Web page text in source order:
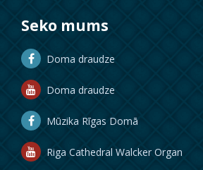
Seko mums
Doma draudze
Doma draudze
Mūzika Rīgas Domā
Riga Cathedral Walcker Organ